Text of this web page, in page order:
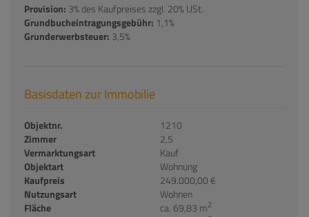
Provision: 3% des Kaufpreises zzgl. 20% USt.
Grundbucheintragungsgebühr: 1,1%
Grunderwerbsteuer: 3,5%
Basisdaten zur Immobilie
Objektnr.
1210
Zimmer
2,5
Vermarktungsart
Kauf
Objektart
Wohnung
Kaufpreis
249.000,00 €
Nutzungsart
Wohnen
Fläche
ca. 69,83 m2